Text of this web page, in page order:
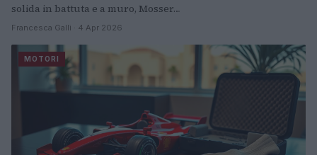
solida in battuta e a muro, Mosser…
Francesca Galli · 4 Apr 2026
MOTORI